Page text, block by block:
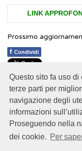
Questo sito fa uso
terze parti per
navigazione degli
informazioni
Proseguendo nella
dei cookie. Per
LINK
MedinePlus.
parenti e
Cancro
International
Prossimo
f Condividi
1 1 1 1 1 Rating
© 2018ISSalute -